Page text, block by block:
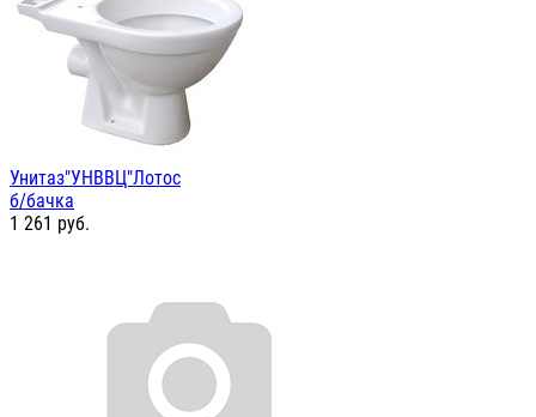
Унитаз"УНВВЦ"Лотос
б/бачка
1 261 руб.